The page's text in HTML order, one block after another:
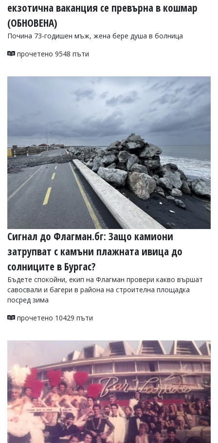
екзотична ваканция се превърна в кошмар
(ОБНОВЕНА)
Почина 73-годишен мъж, жена бере душа в болница
прочетено 9548 пъти
Сигнал до Флагман.бг: Защо камиони
затрупват с камъни плажната ивица до
солниците в Бургас?
Бъдете спокойни, екип на Флагман провери какво вършат
савосвали и багери в района на строителна площадка
посред зима
прочетено 10429 пъти